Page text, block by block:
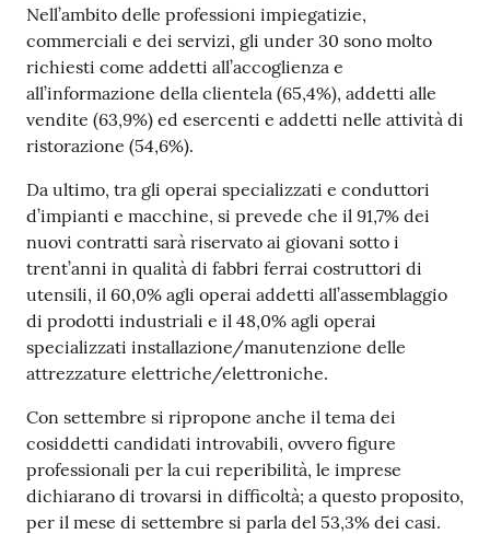
Nell’ambito delle professioni impiegatizie,
commerciali e dei servizi, gli under 30 sono molto
richiesti come addetti all’accoglienza e
all’informazione della clientela (65,4%), addetti alle
vendite (63,9%) ed esercenti e addetti nelle attività di
ristorazione (54,6%).
Da ultimo, tra gli operai specializzati e conduttori
d’impianti e macchine, si prevede che il 91,7% dei
nuovi contratti sarà riservato ai giovani sotto i
trent’anni in qualità di fabbri ferrai costruttori di
utensili, il 60,0% agli operai addetti all’assemblaggio
di prodotti industriali e il 48,0% agli operai
specializzati installazione/manutenzione delle
attrezzature elettriche/elettroniche.
Con settembre si ripropone anche il tema dei
cosiddetti candidati introvabili, ovvero figure
professionali per la cui reperibilità, le imprese
dichiarano di trovarsi in difficoltà; a questo proposito,
per il mese di settembre si parla del 53,3% dei casi.